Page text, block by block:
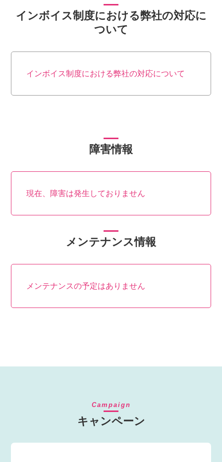
インボイス制度における弊社の対応に
ついて
インボイス制度における弊社の対応について
障害情報
現在、障害は発生しておりません
メンテナンス情報
メンテナンスの予定はありません
Campaign
キャンペーン